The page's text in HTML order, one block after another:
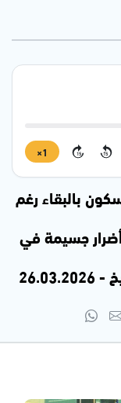
15
15
1×
بالبقاء رغم
أضرار جسيمة في